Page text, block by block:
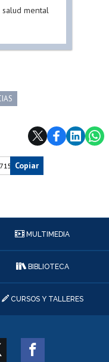
salud mental
Copiar
MULTIMEDIA
BIBLIOTECA
CURSOS Y TALLERES